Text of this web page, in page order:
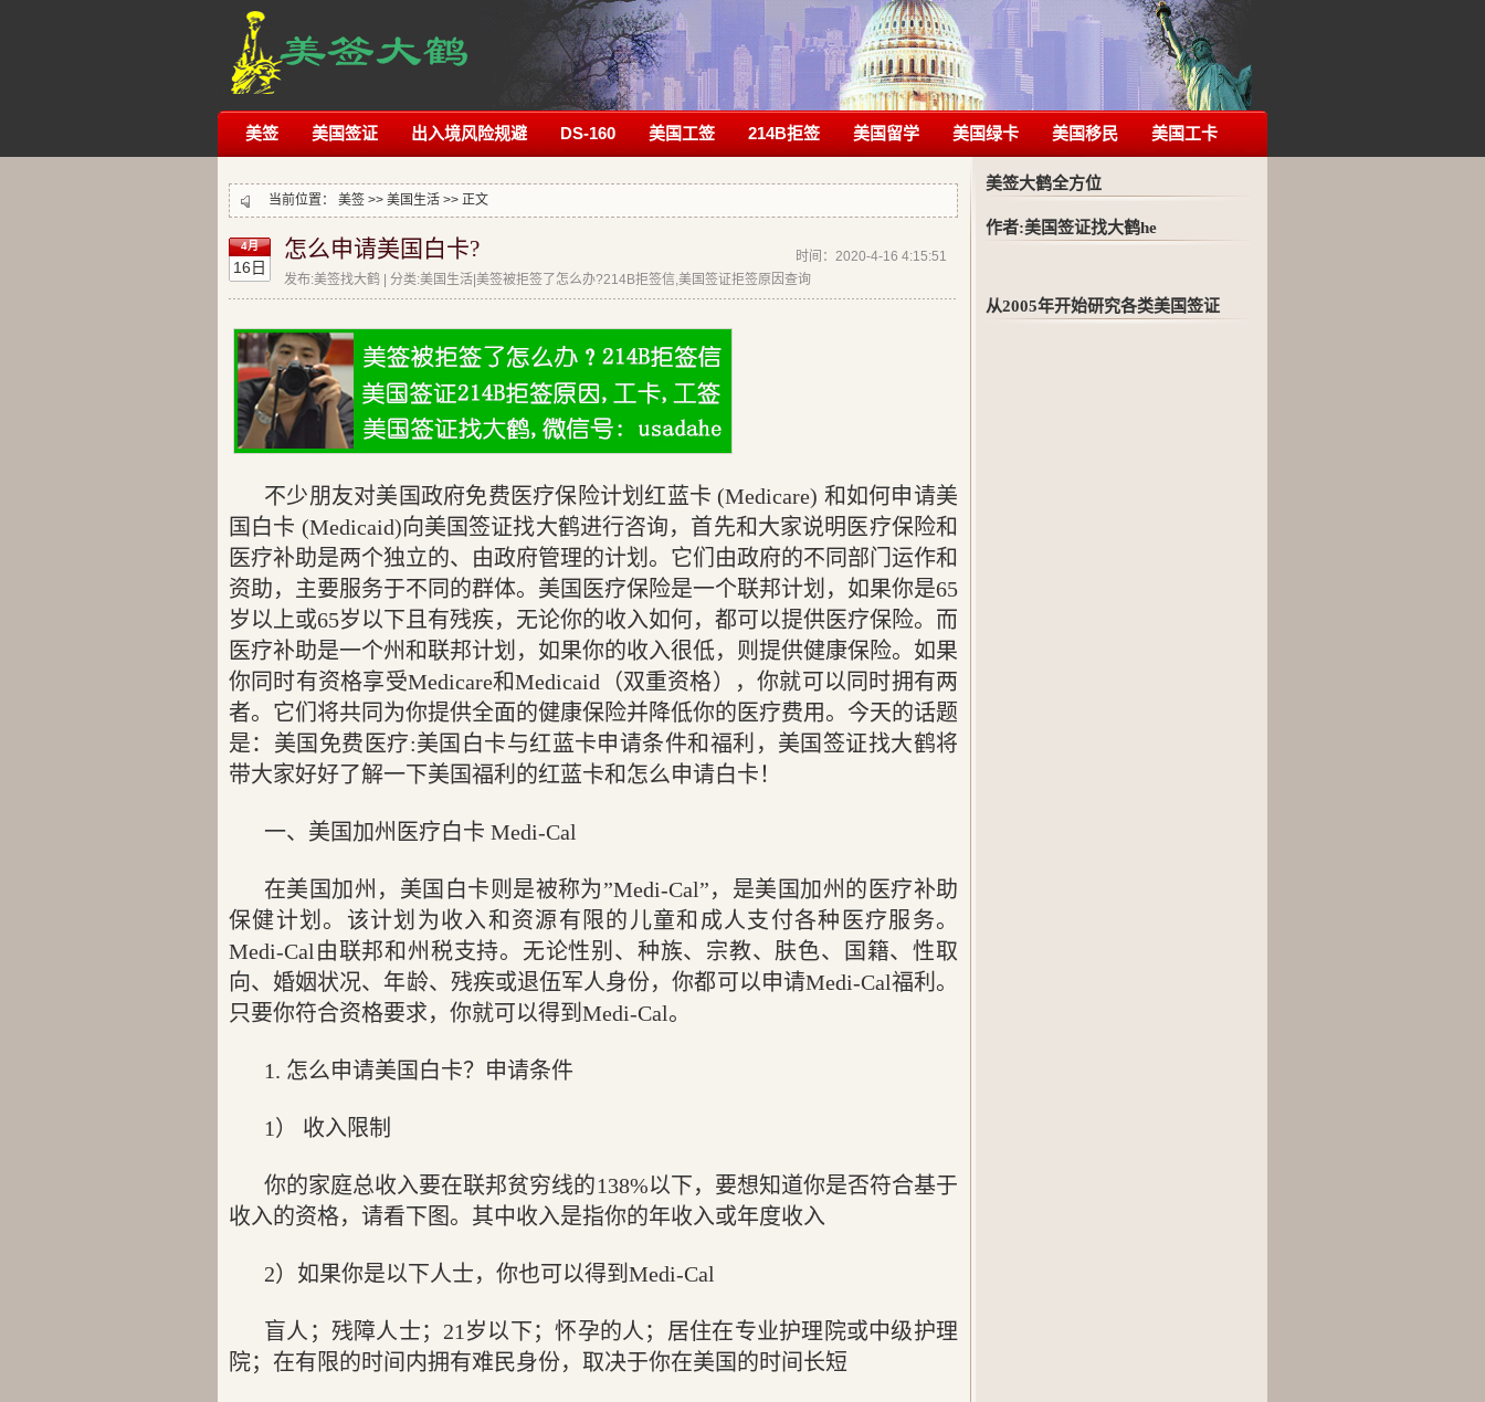
美签 美国签证 出入境风险规避 DS-160 美国工签 214B拒签 美国留学 美国绿卡 美国移民 美国工卡
当前位置： 美签 >> 美国生活 >> 正文
4月
16日
时间：2020-4-16 4:15:51
怎么申请美国白卡?
发布:美签找大鹤 | 分类:美国生活|美签被拒签了怎么办?214B拒签信,美国签证拒签原因查询
不少朋友对美国政府免费医疗保险计划红蓝卡 (Medicare) 和如何申请美
国白卡 (Medicaid)向美国签证找大鹤进行咨询，首先和大家说明医疗保险和
医疗补助是两个独立的、由政府管理的计划。它们由政府的不同部门运作和
资助，主要服务于不同的群体。美国医疗保险是一个联邦计划，如果你是65
岁以上或65岁以下且有残疾，无论你的收入如何，都可以提供医疗保险。而
医疗补助是一个州和联邦计划，如果你的收入很低，则提供健康保险。如果
你同时有资格享受Medicare和Medicaid（双重资格），你就可以同时拥有两
者。它们将共同为你提供全面的健康保险并降低你的医疗费用。今天的话题
是：美国免费医疗:美国白卡与红蓝卡申请条件和福利，美国签证找大鹤将
带大家好好了解一下美国福利的红蓝卡和怎么申请白卡！
一、美国加州医疗白卡 Medi-Cal
在美国加州，美国白卡则是被称为”Medi-Cal”，是美国加州的医疗补助
保健计划。该计划为收入和资源有限的儿童和成人支付各种医疗服务。
Medi-Cal由联邦和州税支持。无论性别、种族、宗教、肤色、国籍、性取
向、婚姻状况、年龄、残疾或退伍军人身份，你都可以申请Medi-Cal福利。
只要你符合资格要求，你就可以得到Medi-Cal。
1. 怎么申请美国白卡？申请条件
1） 收入限制
你的家庭总收入要在联邦贫穷线的138%以下，要想知道你是否符合基于
收入的资格，请看下图。其中收入是指你的年收入或年度收入
2）如果你是以下人士，你也可以得到Medi-Cal
盲人；残障人士；21岁以下；怀孕的人；居住在专业护理院或中级护理
院；在有限的时间内拥有难民身份，取决于你在美国的时间长短
美签大鹤全方位
作者:美国签证找大鹤he
从2005年开始研究各类美国签证